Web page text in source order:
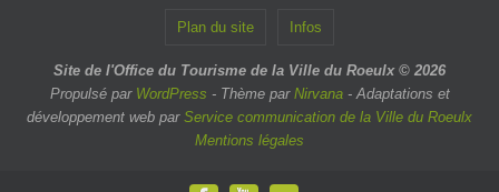
Plan du site Infos
Site de l'Office du Tourisme de la Ville du Roeulx © 2026
Propulsé par WordPress - Thème par Nirvana- Adaptations et
développement web par Service communication de la Ville du Roeulx
Mentions légales